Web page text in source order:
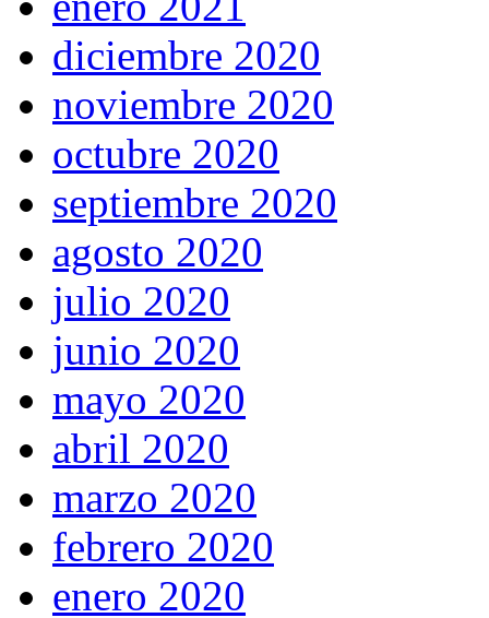
diciembre 2020
noviembre 2020
octubre 2020
septiembre 2020
agosto 2020
julio 2020
junio 2020
mayo 2020
abril 2020
marzo 2020
febrero 2020
enero 2020